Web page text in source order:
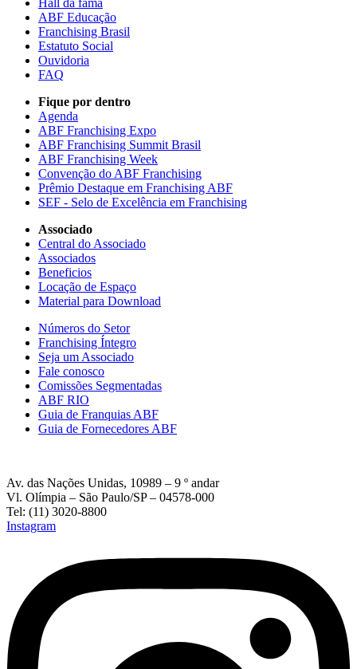
ABF Educação
Franchising Brasil
Estatuto Social
Ouvidoria
FAQ
Fique por dentro
Agenda
ABF Franchising Expo
ABF Franchising Summit Brasil
ABF Franchising Week
Convenção do ABF Franchising
Prêmio Destaque em Franchising ABF
SEF - Selo de Excelência em Franchising
Associado
Central do Associado
Associados
Beneficios
Locação de Espaço
Material para Download
Números do Setor
Franchising Íntegro
Seja um Associado
Fale conosco
Comissões Segmentadas
ABF RIO
Guia de Franquias ABF
Guia de Fornecedores ABF
Av. das Nações Unidas, 10989 – 9 º andar
Vl. Olímpia – São Paulo/SP – 04578-000
Tel: (11) 3020-8800
Instagram